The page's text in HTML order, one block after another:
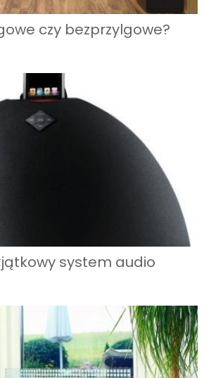
czy bezprzylgowe?
system audio